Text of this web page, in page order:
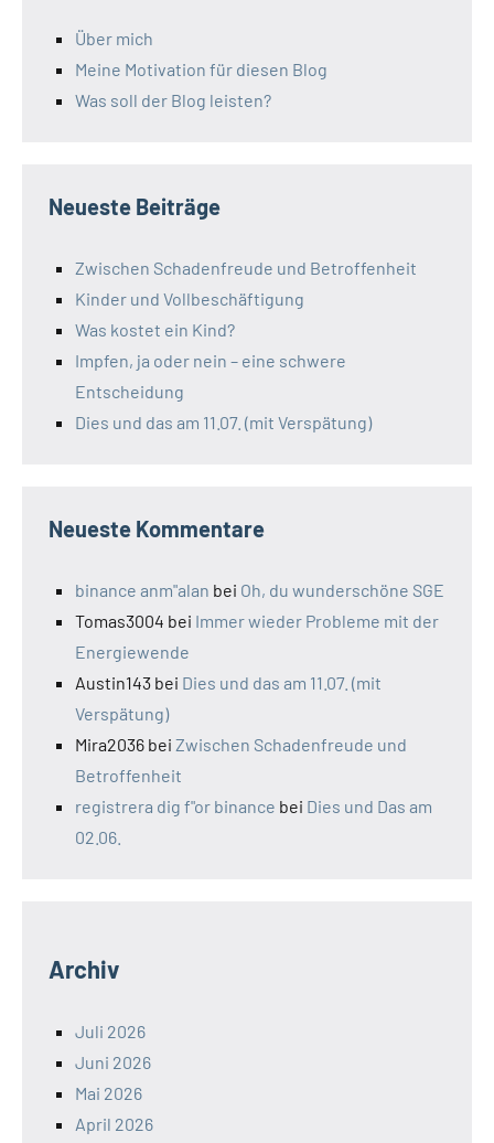
Über mich
Meine Motivation für diesen Blog
Was soll der Blog leisten?
Neueste Beiträge
Zwischen Schadenfreude und Betroffenheit
Kinder und Vollbeschäftigung
Was kostet ein Kind?
Impfen, ja oder nein – eine schwere
Entscheidung
Dies und das am 11.07. (mit Verspätung)
Neueste Kommentare
binance anm"alan bei Oh, du wunderschöne SGE
Tomas3004 bei Immer wieder Probleme mit der
Energiewende
Austin143 bei Dies und das am 11.07. (mit
Verspätung)
Mira2036 bei Zwischen Schadenfreude und
Betroffenheit
registrera dig f"or binance bei Dies und Das am
02.06.
Archiv
Juli 2026
Juni 2026
Mai 2026
April 2026